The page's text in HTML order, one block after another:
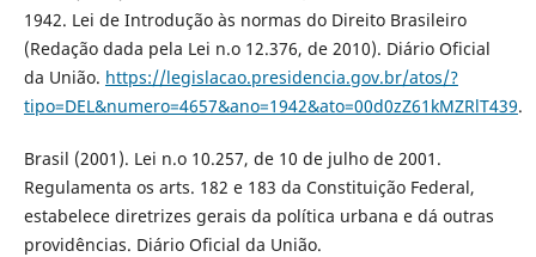
1942. Lei de Introdução às normas do Direito Brasileiro
(Redação dada pela Lei n.o 12.376, de 2010). Diário Oficial
da União. https://legislacao.presidencia.gov.br/atos/?
tipo=DEL&numero=4657&ano=1942&ato=00d0zZ61kMZRlT439.
Brasil (2001). Lei n.o 10.257, de 10 de julho de 2001.
Regulamenta os arts. 182 e 183 da Constituição Federal,
estabelece diretrizes gerais da política urbana e dá outras
providências. Diário Oficial da União.